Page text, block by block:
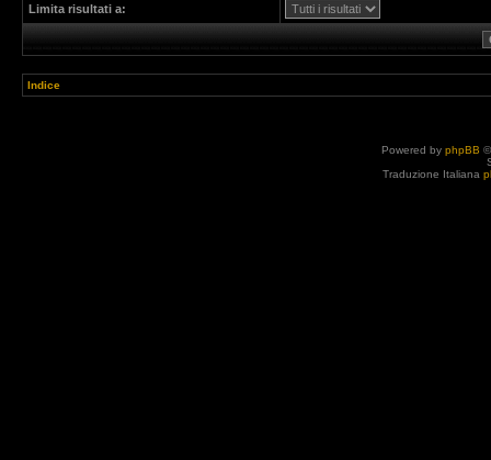
Limita risultati a:
Indice
Powered by phpBB
Traduzione Italiana